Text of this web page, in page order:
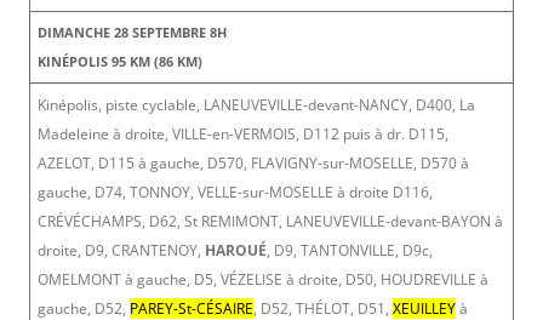
DIMANCHE 28 SEPTEMBRE 8H
KINÉPOLIS 95 KM (86 KM)
Kinépolis, piste cyclable, LANEUVEVILLE-devant-NANCY, D400, La
Madeleine à droite, VILLE-en-VERMOIS, D112 puis à dr. D115,
AZELOT, D115 à gauche, D570, FLAVIGNY-sur-MOSELLE, D570 à
gauche, D74, TONNOY, VELLE-sur-MOSELLE à droite D116,
CRÉVÉCHAMPS, D62, St REMIMONT, LANEUVEVILLE-devant-BAYON à
droite, D9, CRANTENOY, HAROUÉ, D9, TANTONVILLE, D9c,
OMELMONT à gauche, D5, VÉZELISE à droite, D50, HOUDREVILLE à
gauche, D52, PAREY-St-CÉSAIRE, D52, THÉLOT, D51, XEUILLEYà